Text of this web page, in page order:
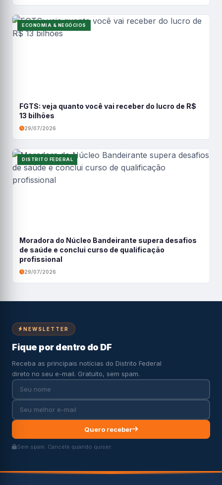
ECONOMIA & NEGÓCIOS
FGTS: veja quanto você vai receber do lucro de R$
13 bilhões
29/07/2026
DISTRITO FEDERAL
Moradora do Núcleo Bandeirante supera desafios
de saúde e conclui curso de qualificação
profissional
29/07/2026
NEWSLETTER
Fique por dentro do DF
Receba as principais notícias do Distrito Federal
direto no seu e-mail. Gratuito, sem spam.
Quero receber
Sem spam. Cancele quando quiser.